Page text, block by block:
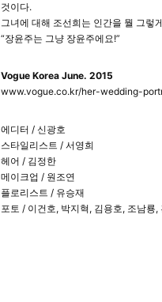
것이다.
그녀에 대해 조선희는 인간을 뭘 그렇
“장윤주는 그냥 장윤주에요!”
Vogue Korea June. 2015
www.vogue.co.kr/her-wedding-
에디터 / 신광호
스타일리스트 / 서영희
헤어 / 김정한
메이크업 / 원조연
플로리스트 / 유승재
포토 / 이건호, 박지혁, 김용호, 조남룡,